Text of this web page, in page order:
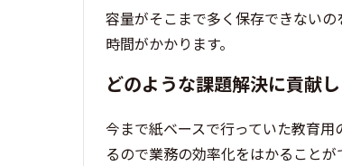
容量がそこまで多く保存できない
時間がかかります。
どのような課題解決に貢献
今まで紙ベースで行っていた教育
るので業務の効率化をはかることが